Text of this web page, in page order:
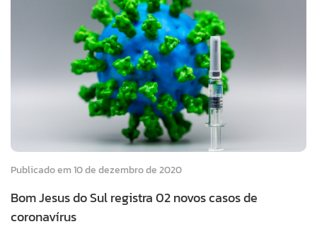
Publicado em 10 de dezembro de 2020
Bom Jesus do Sul registra 02 novos casos de
coronavírus